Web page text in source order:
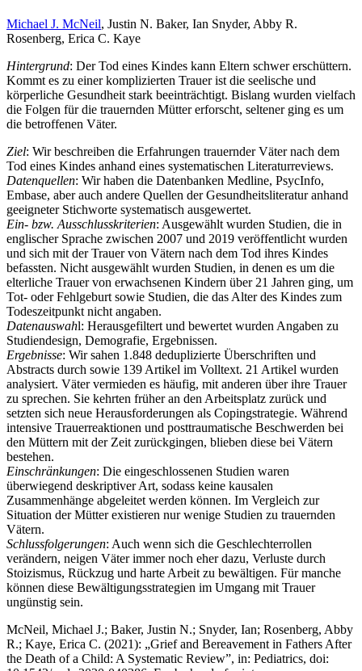
Michael J. McNeil, Justin N. Baker, Ian Snyder, Abby R.
Rosenberg, Erica C. Kaye
Hintergrund: Der Tod eines Kindes kann Eltern schwer erschüttern.
Kommt es zu einer komplizierten Trauer ist die seelische und
körperliche Gesundheit stark beeinträchtigt. Bislang wurden vielfach
die Folgen für die trauernden Mütter erforscht, seltener ging es um
die betroffenen Väter.
Ziel: Wir beschreiben die Erfahrungen trauernder Väter nach dem
Tod eines Kindes anhand eines systematischen Literaturreviews.
Datenquellen: Wir haben die Datenbanken Medline, PsycInfo,
Embase, aber auch andere Quellen der Gesundheitsliteratur anhand
geeigneter Stichworte systematisch ausgewertet.
Ein- bzw. Ausschlusskriterien: Ausgewählt wurden Studien, die in
englischer Sprache zwischen 2007 und 2019 veröffentlicht wurden
und sich mit der Trauer von Vätern nach dem Tod ihres Kindes
befassten. Nicht ausgewählt wurden Studien, in denen es um die
elterliche Trauer von erwachsenen Kindern über 21 Jahren ging, um
Tot- oder Fehlgeburt sowie Studien, die das Alter des Kindes zum
Todeszeitpunkt nicht angaben.
Datenauswahl: Herausgefiltert und bewertet wurden Angaben zu
Studiendesign, Demografie, Ergebnissen.
Ergebnisse: Wir sahen 1.848 deduplizierte Überschriften und
Abstracts durch sowie 139 Artikel im Volltext. 21 Artikel wurden
analysiert. Väter vermieden es häufig, mit anderen über ihre Trauer
zu sprechen. Sie kehrten früher an den Arbeitsplatz zurück und
setzten sich neue Herausforderungen als Copingstrategie. Während
intensive Trauerreaktionen und posttraumatische Beschwerden bei
den Müttern mit der Zeit zurückgingen, blieben diese bei Vätern
bestehen.
Einschränkungen: Die eingeschlossenen Studien waren
überwiegend deskriptiver Art, sodass keine kausalen
Zusammenhänge abgeleitet werden können. Im Vergleich zur
Situation der Mütter existieren nur wenige Studien zu trauernden
Vätern.
Schlussfolgerungen: Auch wenn sich die Geschlechterrollen
verändern, neigen Väter immer noch eher dazu, Verluste durch
Stoizismus, Rückzug und harte Arbeit zu bewältigen. Für manche
können diese Bewältigungsstrategien im Umgang mit Trauer
ungünstig sein.
McNeil, Michael J.; Baker, Justin N.; Snyder, Ian; Rosenberg, Abby
R.; Kaye, Erica C. (2021): „Grief and Bereavement in Fathers After
the Death of a Child: A Systematic Review”, in: Pediatrics, doi: